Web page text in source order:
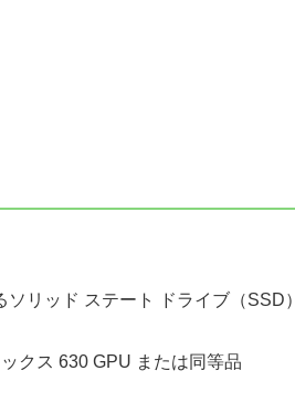
リッド ステート ドライブ（SSD）
クス 630 GPU または同等品